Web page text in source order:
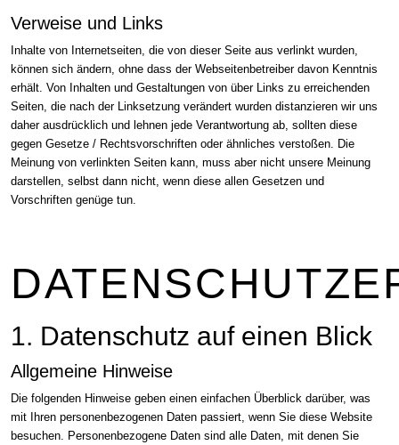
Verweise und Links
Inhalte von Internetseiten, die von dieser Seite aus verlinkt wurden,
können sich ändern, ohne dass der Webseitenbetreiber davon Kenntnis
erhält. Von Inhalten und Gestaltungen von über Links zu erreichenden
Seiten, die nach der Linksetzung verändert wurden distanzieren wir uns
daher ausdrücklich und lehnen jede Verantwortung ab, sollten diese
gegen Gesetze / Rechtsvorschriften oder ähnliches verstoßen. Die
Meinung von verlinkten Seiten kann, muss aber nicht unsere Meinung
darstellen, selbst dann nicht, wenn diese allen Gesetzen und
Vorschriften genüge tun.
1. Datenschutz auf einen Blick
Allgemeine Hinweise
Die folgenden Hinweise geben einen einfachen Überblick darüber, was
mit Ihren personenbezogenen Daten passiert, wenn Sie diese Website
besuchen. Personenbezogene Daten sind alle Daten, mit denen Sie